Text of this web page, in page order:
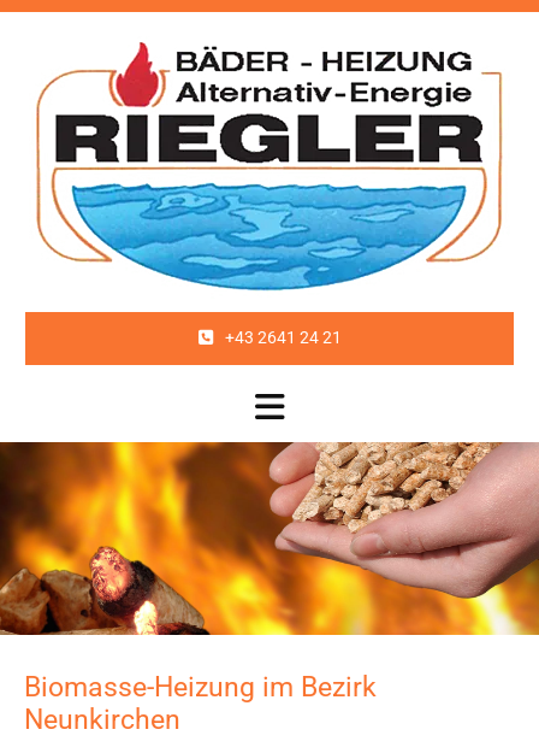
+43 2641 24 21
Biomasse-Heizung im Bezirk
Neunkirchen